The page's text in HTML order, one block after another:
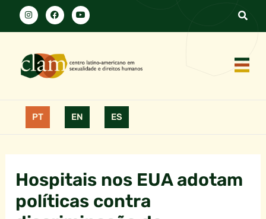
PT EN ES
Hospitais nos EUA adotam
políticas contra